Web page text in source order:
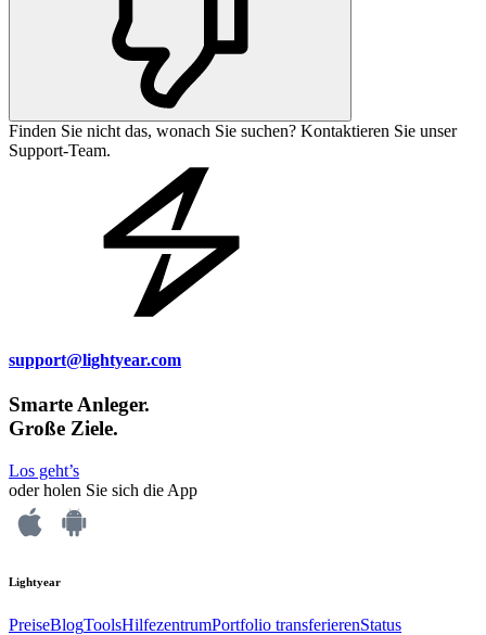
Finden Sie nicht das, wonach Sie suchen? Kontaktieren Sie unser
Support-Team.
support@lightyear.com
Smarte Anleger.
Große Ziele.
Los geht’s
oder holen Sie sich die App
Lightyear
PreiseBlogToolsHilfezentrumPortfolio transferierenStatus